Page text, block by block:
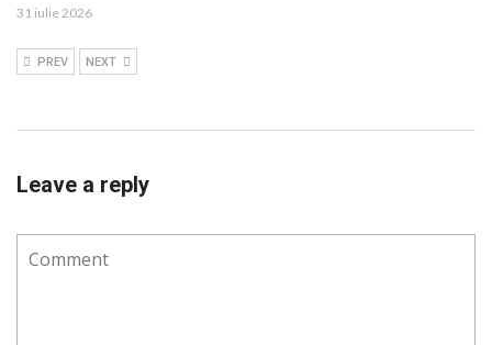
31 iulie 2026
PREV NEXT
Leave a reply